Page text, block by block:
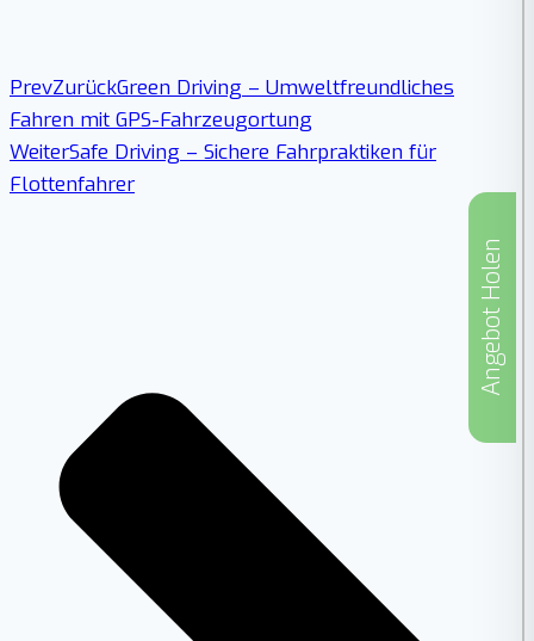
PrevZurückGreen Driving – Umweltfreundliches
Fahren mit GPS-Fahrzeugortung
WeiterSafe Driving – Sichere Fahrpraktiken für
Flottenfahrer
Angebot Holen